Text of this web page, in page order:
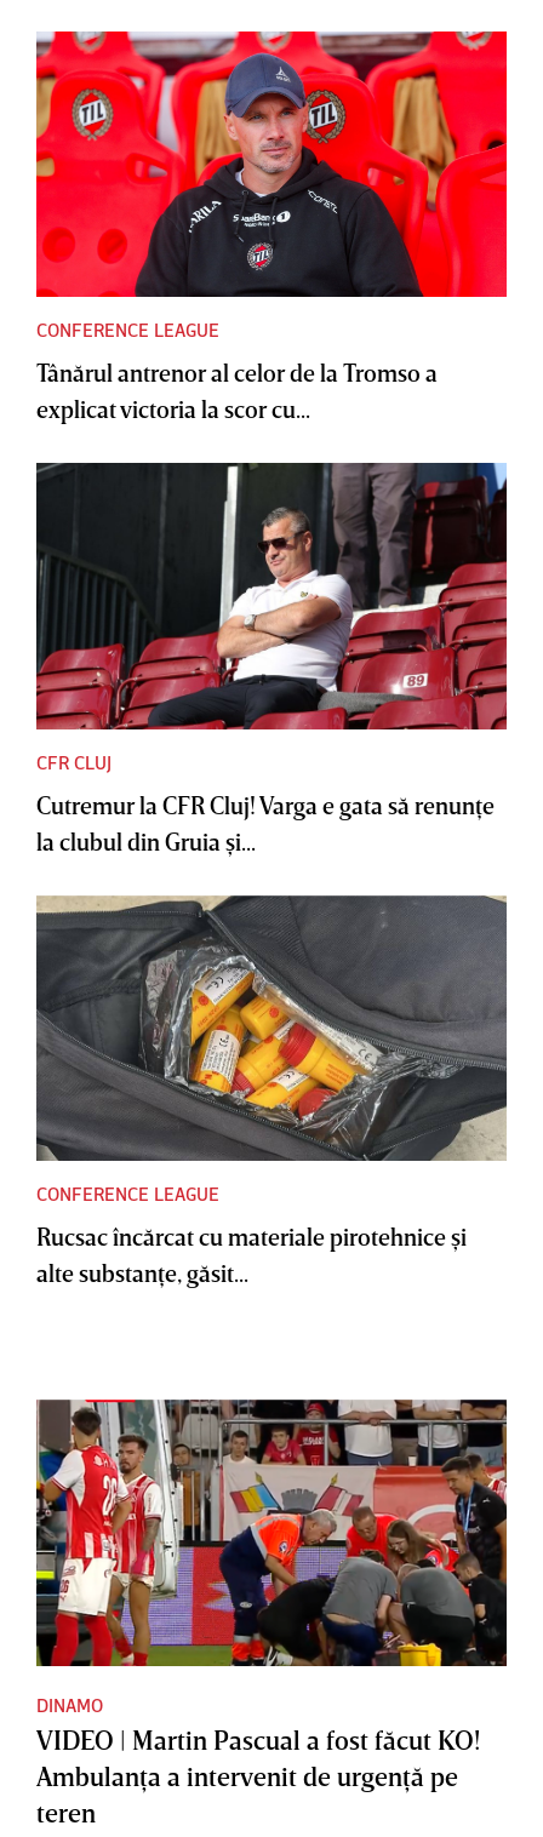
CONFERENCE LEAGUE
Tânărul antrenor al celor de la Tromso a
explicat victoria la scor cu...
CFR CLUJ
Cutremur la CFR Cluj! Varga e gata să renunţe
la clubul din Gruia şi...
CONFERENCE LEAGUE
Rucsac încărcat cu materiale pirotehnice şi
alte substanţe, găsit...
DINAMO
VIDEO | Martin Pascual a fost făcut KO!
Ambulanţa a intervenit de urgenţă pe
teren